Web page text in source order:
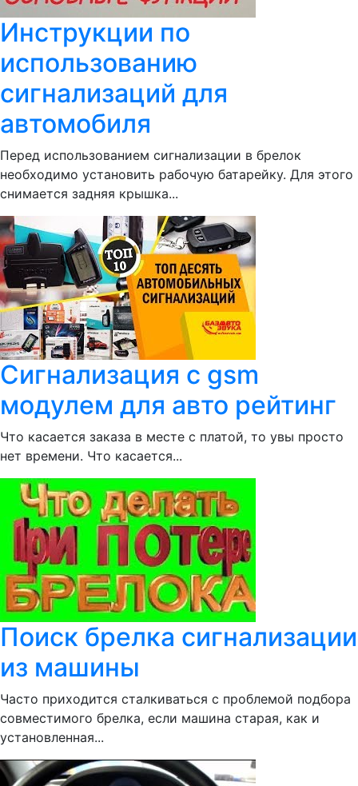
Инструкции по
использованию
сигнализаций для
автомобиля
Перед использованием сигнализации в брелок
необходимо установить рабочую батарейку. Для этого
снимается задняя крышка...
Сигнализация с gsm
модулем для авто рейтинг
Что касается заказа в месте с платой, то увы просто
нет времени. Что касается...
Поиск брелка сигнализации
из машины
Часто приходится сталкиваться с проблемой подбора
совместимого брелка, если машина старая, как и
установленная...